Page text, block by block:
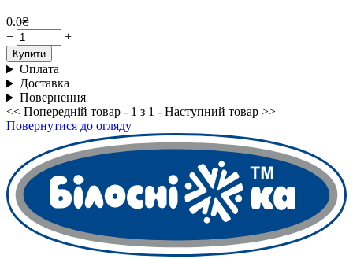
0.0₴
−
+
Купити
Оплата
Доставка
Повернення
<< Попередній товар - 1 з 1 - Наступний товар >>
Повернутися до огляду